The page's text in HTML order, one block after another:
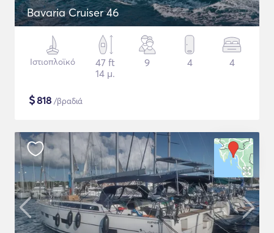
Bavaria Cruiser 46
Ιστιοπλοϊκό
47 ft
14 μ.
9 4 4
$818 /βραδιά